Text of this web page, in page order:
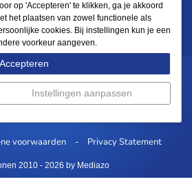
voorwaarden Privacy Statement
2010 - 2026 by Mediazo
op 'Accepteren' te klikken, ga je akkoord
het plaatsen van zowel functionele als
cookies. Bij instellingen kun je een
voorkeur aangeven.
Accepteren
Instellingen aanpassen